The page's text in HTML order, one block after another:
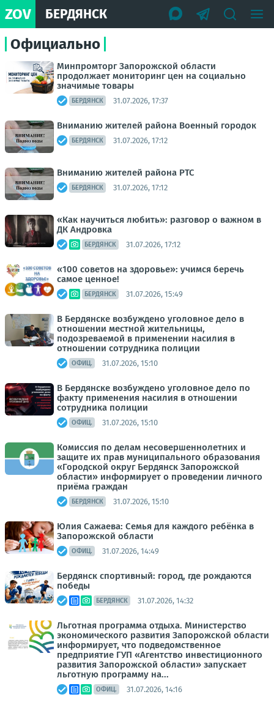
ZOV БЕРДЯНСК
Официально
Минпромторг Запорожской области
продолжает мониторинг цен на социально
значимые товары
БЕРДЯНСК 31.07.2026, 17:37
Вниманию жителей района Военный городок
БЕРДЯНСК 31.07.2026, 17:12
Вниманию жителей района РТС
БЕРДЯНСК 31.07.2026, 17:12
«Как научиться любить»: разговор о важном в
ДК Андровка
БЕРДЯНСК 31.07.2026, 17:12
«100 советов на здоровье»: учимся беречь
самое ценное!
БЕРДЯНСК 31.07.2026, 15:49
В Бердянске возбуждено уголовное дело в
отношении местной жительницы,
подозреваемой в применении насилия в
отношении сотрудника полиции
ОФИЦ. 31.07.2026, 15:10
В Бердянске возбуждено уголовное дело по
факту применения насилия в отношении
сотрудника полиции
ОФИЦ. 31.07.2026, 15:10
Комиссия по делам несовершеннолетних и
защите их прав муниципального образования
«Городской округ Бердянск Запорожской
области» информирует о проведении личного
приёма граждан
БЕРДЯНСК 31.07.2026, 15:10
Юлия Сажаева: Семья для каждого ребёнка в
Запорожской области
ОФИЦ. 31.07.2026, 14:49
Бердянск спортивный: город, где рождаются
победы
БЕРДЯНСК 31.07.2026, 14:32
Льготная программа отдыха. Министерство
экономического развития Запорожской области
информирует, что подведомственное
предприятие ГУП «Агентство инвестиционного
развития Запорожской области» запускает
льготную программу на...
ОФИЦ. 31.07.2026, 14:16